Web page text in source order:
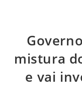
mistura
e vai